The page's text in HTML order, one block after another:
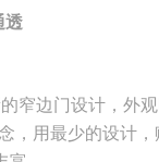
边门设计，外观
，用最少的设计